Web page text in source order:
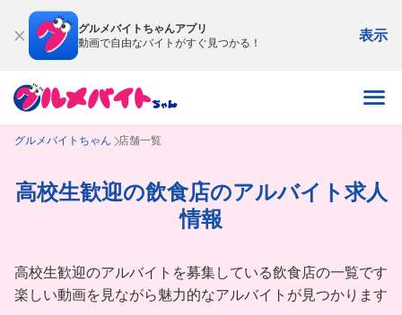
グルメバイトちゃんアプリ
動画で自由なバイトがすぐ見つかる！
表示
グルメバイトちゃん 店舗一覧
高校生歓迎の飲食店のアルバイト求人
情報
高校生歓迎のアルバイトを募集している飲食店の一覧です
楽しい動画を見ながら魅力的なアルバイトが見つかります